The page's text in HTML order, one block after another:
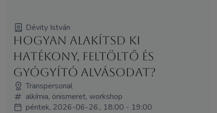
Dévity István
Hogyan alakítsd ki
hatékony, feltöltő és
gyógyító alvásodat?
Transpersonal
alkímia, önismeret, workshop
péntek, 2026-06-26., 18:00 - 19:00